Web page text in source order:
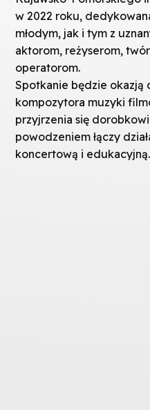
w 2022 roku,
młodym, jak i tym z
aktorom, reżyserom,
operatorom.
Spotkanie będzie okazją
kompozytora muzyki
przyjrzenia się
powodzeniem łączy
koncertową i edukacyjną.